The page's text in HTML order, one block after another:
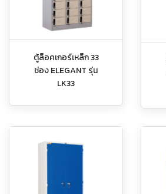
ตู้ล็อคเกอร์เหล็ก 33
ช่อง ELEGANT รุ่น
LK33